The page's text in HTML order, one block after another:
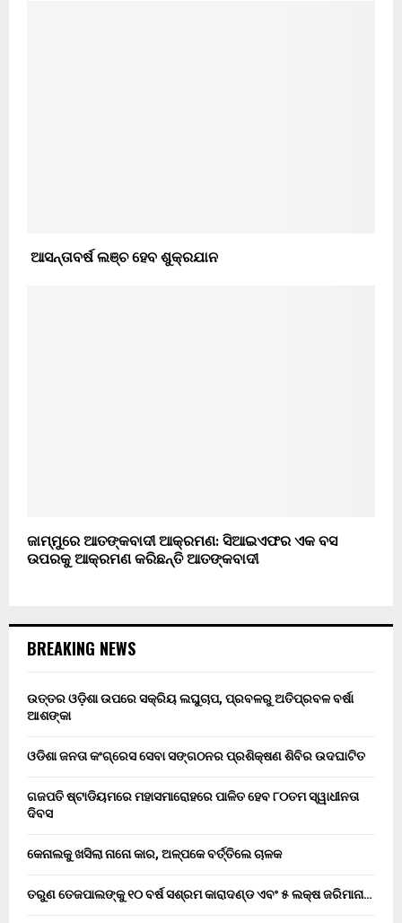
ଆସନ୍ତାବର୍ଷ ଲଞ୍ଚ ହେବ ଶୁକ୍ରଯାନ
ଜାମ୍ମୁରେ ଆତଙ୍କବାଦୀ ଆକ୍ରମଣ: ସିଆଇଏଫର ଏକ ବସ
ଉପରକୁ ଆକ୍ରମଣ କରିଛନ୍ତି ଆତଙ୍କବାଦୀ
BREAKING NEWS
ଉତ୍ତର ଓଡ଼ିଶା ଉପରେ ସକ୍ରିୟ ଲଘୁଚାପ, ପ୍ରବଳରୁ ଅତିପ୍ରବଳ ବର୍ଷା
ଆଶଙ୍କା
ଓଡିଶା ଜନତା କଂଗ୍ରେସ ସେବା ସଙ୍ଗଠନର ପ୍ରଶିକ୍ଷଣ ଶିବିର ଉଦଘାଟିତ
ଗଜପତି ଷ୍ଟାଡିୟମରେ ମହାସମାରୋହରେ ପାଳିତ ହେବ ୮୦ତମ ସ୍ୱାଧୀନତା
ଦିବସ
କେନାଲକୁ ଖସିଲା ନାନୋ କାର, ଅଳ୍ପକେ ବର୍ତ୍ତିଲେ ଚାଳକ
ତରୁଣ ତେଜପାଲଙ୍କୁ ୧୦ ବର୍ଷ ସଶ୍ରମ କାରାଦଣ୍ଡ ଏବଂ ₹୫ ଲକ୍ଷ ଜରିମାନା…